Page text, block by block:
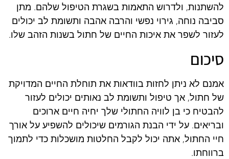
להשתנות, ולדרוש התאמות בשגרת הטיפול שלהם. מתן
סביבה נוחה, גירוי נפשי והרבה אהבה ותשומת לב יכולים
לעזור לשפר את איכות החיים של חתול בשנות הזהב שלו.
סיכום
אמנם לא ניתן לחזות בוודאות את תוחלת החיים המדויקת
של חתול, אך טיפול ותשומת לב נאותים יכולים לעזור
להבטיח כי בן לוויה החתולי שלך יחיה חיים ארוכים
ובריאים. על ידי הבנת הגורמים שיכולים להשפיע על אורך
חיי החתול, אתה יכול לקבל החלטות מושכלות כדי לתמוך
ברווחתו.